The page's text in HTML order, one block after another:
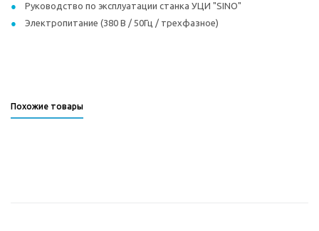
Руководство по эксплуатации станка УЦИ "SINO"
Электропитание (380 В / 50Гц / трехфазное)
Похожие товары